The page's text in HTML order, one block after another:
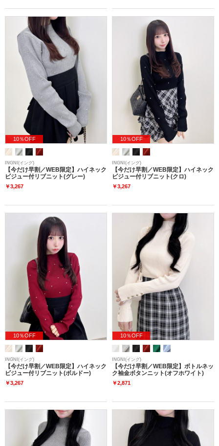
10％OFF
INGNI(イング)
【今だけ早割／WEB限定】ハイネック
ビジュー付リブニット(グレー)
￥3,267
10％OFF
INGNI(イング)
【今だけ早割／WEB限定】ハイネック
ビジュー付リブニット(クロ)
￥3,267
10％OFF
INGNI(イング)
【今だけ早割／WEB限定】ハイネック
ビジュー付リブニット(ボルドー)
￥3,267
10％OFF
INGNI(イング)
【今だけ早割／WEB限定】ボトルネッ
ク袖金ボタンニット(オフホワイト)
￥2,871